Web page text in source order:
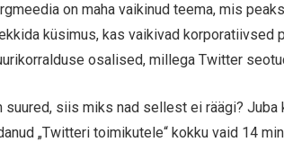
on maha vaikinud teema, mis
küsimus, kas vaikivad korporatiivsed
osalised, millega Twitter
suured, siis miks nad sellest ei räägi? Juba
„Twitteri toimikutele“ kokku vaid 14